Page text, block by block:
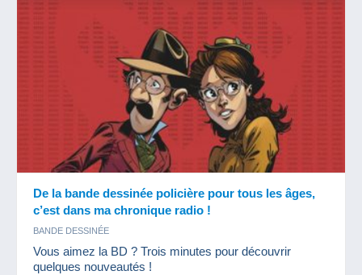
De la bande dessinée policière pour tous les âges,
c’est dans ma chronique radio !
BANDE DESSINÉE
Vous aimez la BD ? Trois minutes pour découvrir
quelques nouveautés !